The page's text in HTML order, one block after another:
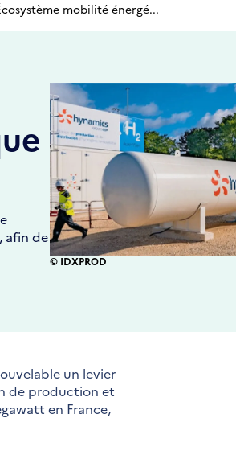
mobilité énergé...
afin de
© IDXPROD
un levier
de production et
en France,